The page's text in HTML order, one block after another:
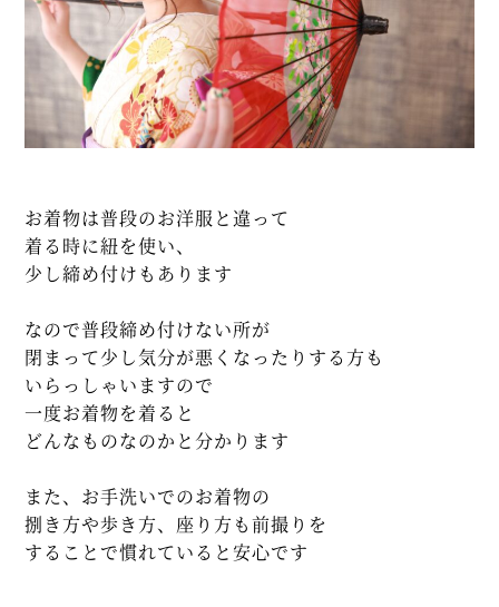
お着物は普段のお洋服と違って
着る時に紐を使い、
少し締め付けもあります
なので普段締め付けない所が
閉まって少し気分が悪くなったりする方も
いらっしゃいますので
一度お着物を着ると
どんなものなのかと分かります
また、お手洗いでのお着物の
捌き方や歩き方、座り方も前撮りを
することで慣れていると安心です